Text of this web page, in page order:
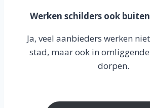
Werken schilders ook
Ja, veel aanbieders werken
stad, maar ook in
dorpen.